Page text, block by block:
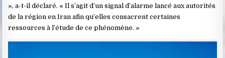
», a-t-il déclaré. « Il s’agit d’un signal d’alarme lancé aux autorités
de la région en Iran afin qu’elles consacrent certaines
ressources à l’étude de ce phénomène. »